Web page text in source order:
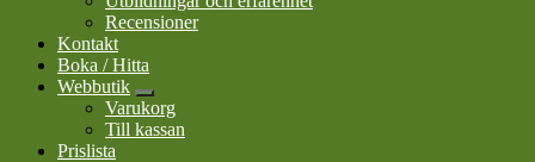
Recensioner
Kontakt
Boka / Hitta
Webbutik
Submenu
Varukorg
Till kassan
Prislista